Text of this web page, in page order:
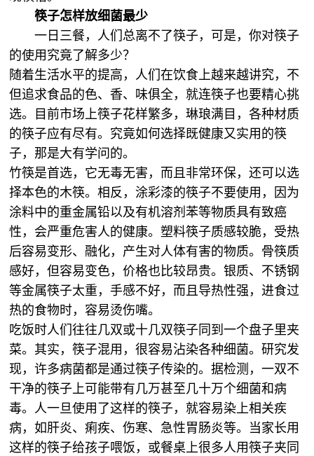
筷子怎样放细菌最少
一日三餐，人们总离不了筷子，可是，你对筷子
的使用究竟了解多少？
随着生活水平的提高，人们在饮食上越来越讲究，不
但追求食品的色、香、味俱全，就连筷子也要精心挑
选。目前市场上筷子花样繁多，琳琅满目，各种材质
的筷子应有尽有。究竟如何选择既健康又实用的筷
子，那是大有学问的。
竹筷是首选，它无毒无害，而且非常环保，还可以选
择本色的木筷。相反，涂彩漆的筷子不要使用，因为
涂料中的重金属铅以及有机溶剂苯等物质具有致癌
性，会严重危害人的健康。塑料筷子质感较脆，受热
后容易变形、融化，产生对人体有害的物质。骨筷质
感好，但容易变色，价格也比较昂贵。银质、不锈钢
等金属筷子太重，手感不好，而且导热性强，进食过
热的食物时，容易烫伤嘴。
吃饭时人们往往几双或十几双筷子同到一个盘子里夹
菜。其实，筷子混用，很容易沾染各种细菌。研究发
现，许多病菌都是通过筷子传染的。据检测，一双不
干净的筷子上可能带有几万甚至几十万个细菌和病
毒。人一旦使用了这样的筷子，就容易染上相关疾
病，如肝炎、痢疾、伤寒、急性胃肠炎等。当家长用
这样的筷子给孩子喂饭，或餐桌上很多人用筷子夹同